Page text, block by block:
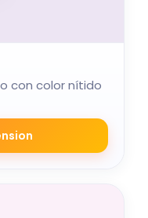
con color nítido